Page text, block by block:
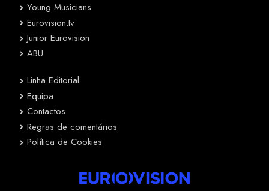
Young Musicians
Eurovision.tv
Junior Eurovision
ABU
Linha Editorial
Equipa
Contactos
Regras de comentários
Política de Cookies